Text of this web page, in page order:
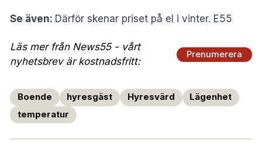
Se även: Därför skenar priset på el i vinter. E55
Läs mer från News55 - vårt
nyhetsbrev är kostnadsfritt:
Prenumerera
Boende hyresgäst Hyresvärd
Lägenhet
temperatur